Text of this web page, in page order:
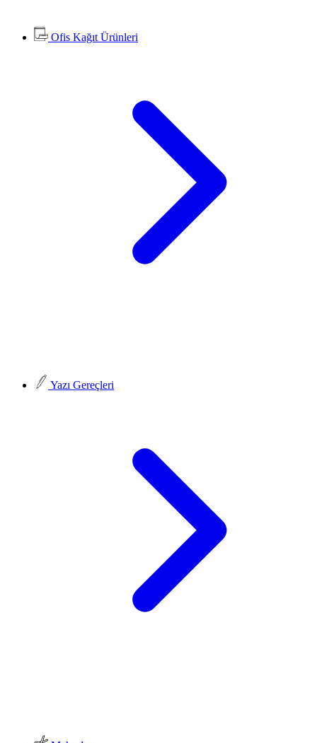
Ofis Kağıt Ürünleri
Yazı Gereçleri